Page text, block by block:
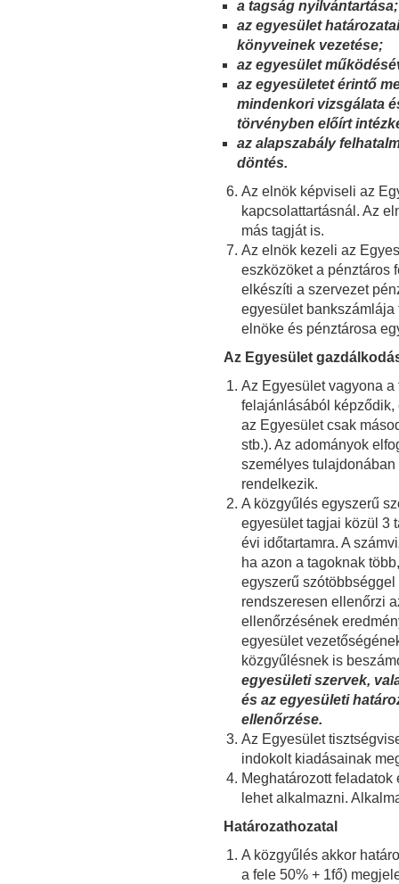
a tagság nyilvántartása;
az egyesület
könyveinek vezetése;
az egyesület
az egyesületet érintő
mindenkori vizsgálata
törvényben előírt
az alapszabály
döntés.
Az elnök képviseli az
kapcsolattartásnál. Az
más tagját is.
Az elnök kezeli az
eszközöket a pénztáros
elkészíti a szervezet
egyesület
elnöke és pénztárosa
Az Egyesület
Az Egyesület vagyona
felajánlásából
az Egyesület csak
stb.). Az adományok
személyes
rendelkezik.
A közgyűlés egyszerű
egyesület tagjai közül 3
évi időtartamra. A
ha azon a tagoknak
egyszerű
rendszeresen ellenőrzi
ellenőrzésének
egyesület
közgyűlésnek is
egyesületi szervek,
és az egyesületi
ellenőrzése.
Az Egyesület
indokolt kiadásainak
Meghatározott
lehet alkalmazni.
Határozathozatal
A közgyűlés akkor
a fele 50% + 1fő)